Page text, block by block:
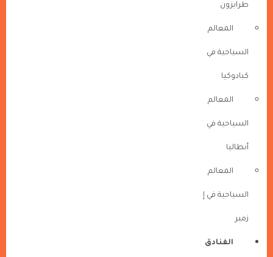
طرابزون
المعالم
السياحية في
كبادوكيا
المعالم
السياحية في
أنطاليا
المعالم
السياحية في إ
زمير
الفنادق